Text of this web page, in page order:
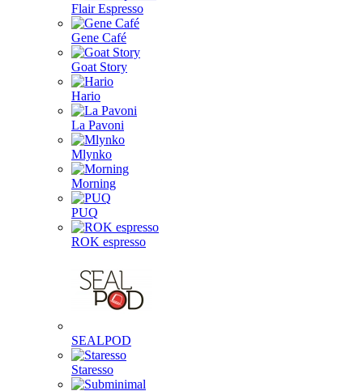
Flair Espresso
Gene Café
Goat Story
Hario
La Pavoni
Mlynko
Morning
PUQ
ROK espresso
SEALPOD
Staresso